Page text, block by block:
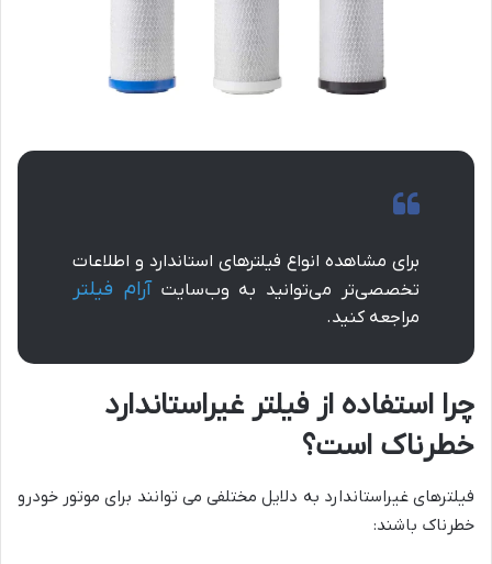
برای مشاهده انواع فیلترهای استاندارد و اطلاعات
تخصصی‌تر می‌توانید به وب‌سایت آرام فیلتر
مراجعه کنید.
چرا استفاده از فیلتر غیراستاندارد
خطرناک است؟
فیلترهای غیراستاندارد به دلایل مختلفی می توانند برای موتور خودرو
خطرناک باشند: